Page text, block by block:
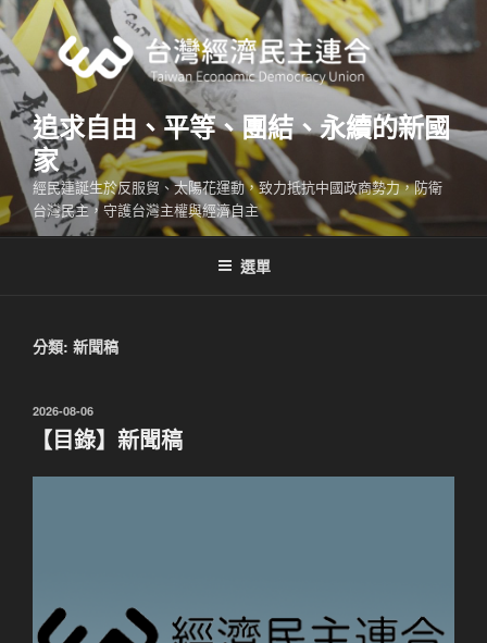
跳
至
主
內
容
追求自由、平等、團結、永續的新國
家
經民連誕生於反服貿、太陽花運動，致力抵抗中國政商勢力，防衛
台灣民主，守護台灣主權與經濟自主
選單
分類: 新聞稿
發
2026-08-06
【目錄】新聞稿